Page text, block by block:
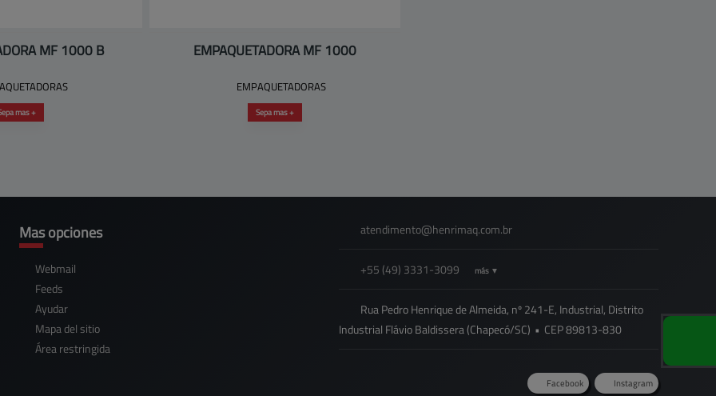
MF 1000 B
mas +
EMPAQUETADORA MF 1000
EMPAQUETADORAS
Sepa mas +
Facebook Instagram
Mas opciones
Webmail
Feeds
Ayudar
Mapa del sitio
Área restringida
atendimento@henrimaq.com.br
+55 (49) 3331-3099 más ▼
Rua Pedro Henrique de Almeida, nº 241-E, Industrial, Distrito
Industrial Flávio Baldissera (Chapecó/SC) • CEP89813-830